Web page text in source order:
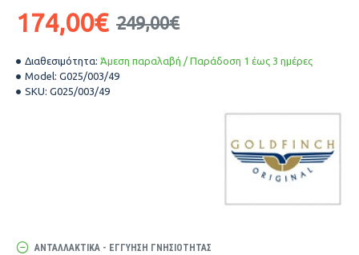
Διαθεσιμότητα: Άμεση παραλαβή / Παράδοση 1 έως 3 ημέρες
Model: G025/003/49
SKU: G025/003/49
174,00€ 249,00€
ΑΝΤΑΛΛΑΚΤΙΚΆ - ΕΓΓΎΗΣΗ ΓΝΗΣΙΌΤΗΤΑΣ